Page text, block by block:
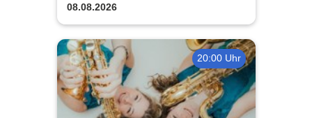
08.08.2026
20:00 Uhr